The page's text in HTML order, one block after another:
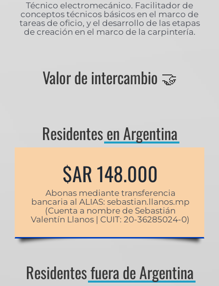
Técnico electromecánico. Facilitador de
conceptos técnicos básicos en el marco de
tareas de oficio, y el desarrollo de las etapas
de creación en el marco de la carpintería.
Valor de intercambio 🤝
Residentesen Argentina
$AR 148.000
Abonas mediante transferencia
bancaria al ALIAS: sebastian.llanos.mp
(Cuenta a nombre de Sebastián
Valentín Llanos | CUIT: 20-36285024-0)
Residentesfuera de Argentina